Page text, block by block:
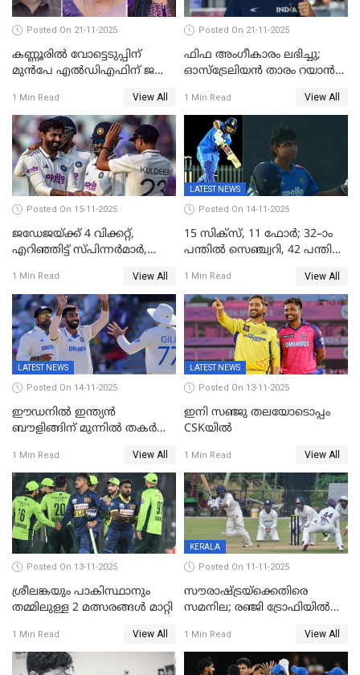
Posted On 21-11-2025
കണ്ണൂരിൽ വോട്ടെടുപ്പിന്
മുൻപേ എൽഡിഎഫിന് ജയം;
സ്ഥാനാർഥികളില്ല
1 Min Read View All
Posted On 21-11-2025
ഫിഫ അംഗീകാരം ലഭിച്ചു;
ഓസ്‌ട്രേലിയന്‍ താരം റയാന്‍
നീലക്കുപ്പായത്തില്‍ കളിക്കാം
1 Min Read View All
Posted On 15-11-2025
ജഡേജയ്ക്ക് 4 വിക്കറ്റ്,
എറിഞ്ഞിട്ട് സ്പിന്നർമാർ,
പ്രോട്ടീസ്
1 Min Read View All
LATEST NEWS
Posted On 14-11-2025
15 സിക്സ്, 11 ഫോർ; 32–ാം
പന്തിൽ സെഞ്ച്വറി, 42 പന്തിൽ
1 Min Read View All
LATEST NEWS
Posted On 14-11-2025
ഈഡനിൽ ഇന്ത്യൻ
ബൗളിങ്ങിന് മുന്നിൽ തകർന്ന്
പുറത്ത്; ബുമ്രയ്ക്ക് അഞ്ച്
വിക്കറ്റ്
1 Min Read View All
LATEST NEWS
Posted On 13-11-2025
ഇനി സഞ്ജു തലയോടൊപ്പം
CSKയിൽ
1 Min Read View All
Posted On 13-11-2025
ശ്രീലങ്കയും പാകിസ്ഥാനും
തമ്മിലുള്ള 2 മത്സരങ്ങള്‍ മാറ്റി
1 Min Read View All
KERALA
Posted On 11-11-2025
സൗരാഷ്ട്രയ്‌ക്കെതിരെ
സമനില; രഞ്ജി ട്രോഫിയിൽ
1 Min Read View All